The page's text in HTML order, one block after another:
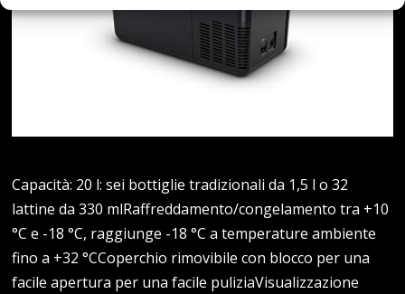
Capacità: 20 l: sei bottiglie tradizionali da 1,5 l o 32
lattine da 330 mlRaffreddamento/congelamento tra +10
°C e -18 °C, raggiunge -18 °C a temperature ambiente
fino a +32 °CCoperchio rimovibile con blocco per una
facile apertura per una facile puliziaVisualizzazione